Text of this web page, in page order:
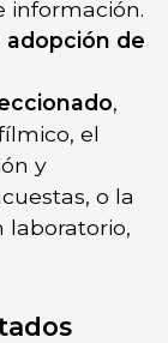
información.
adopción de
,
el
y
o la